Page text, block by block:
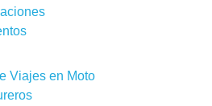
Viajes en Moto